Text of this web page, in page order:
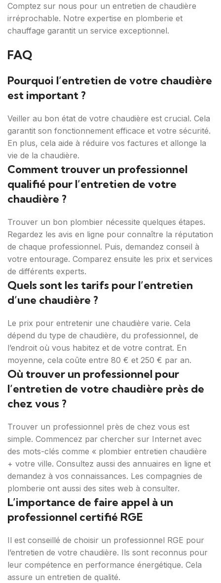
Comptez sur nous pour un entretien de chaudière
irréprochable. Notre expertise en plomberie et
chauffage garantit un service exceptionnel.
FAQ
Pourquoi l’entretien de votre chaudière
est important ?
Veiller au bon état de votre chaudière est crucial. Cela
garantit son fonctionnement efficace et votre sécurité.
En plus, cela aide à réduire vos factures et allonge la
vie de la chaudière.
Comment trouver un professionnel
qualifié pour l’entretien de votre
chaudière ?
Trouver un bon plombier nécessite quelques étapes.
Regardez les avis en ligne pour connaître la réputation
de chaque professionnel. Puis, demandez conseil à
votre entourage. Comparez ensuite les prix et services
de différents experts.
Quels sont les tarifs pour l’entretien
d’une chaudière ?
Le prix pour entretenir une chaudière varie. Cela
dépend du type de chaudière, du professionnel, de
l’endroit où vous habitez et de votre contrat. En
moyenne, cela coûte entre 80 € et 250 € par an.
Où trouver un professionnel pour
l’entretien de votre chaudière près de
chez vous ?
Trouver un professionnel près de chez vous est
simple. Commencez par chercher sur Internet avec
des mots-clés comme « plombier entretien chaudière
+ votre ville. Consultez aussi des annuaires en ligne et
demandez à vos connaissances. Les compagnies de
plomberie ont aussi des sites web à consulter.
L’importance de faire appel à un
professionnel certifié RGE
Il est conseillé de choisir un professionnel RGE pour
l’entretien de votre chaudière. Ils sont reconnus pour
leur compétence en performance énergétique. Cela
assure un entretien de qualité.